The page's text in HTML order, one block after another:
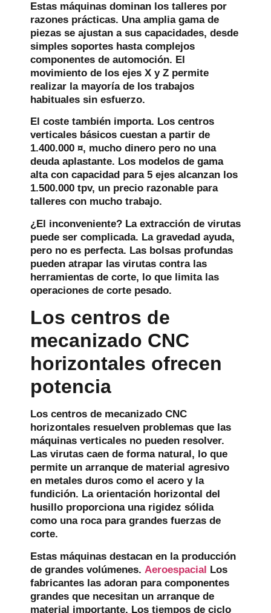
Estas máquinas dominan los talleres por
razones prácticas. Una amplia gama de
piezas se ajustan a sus capacidades, desde
simples soportes hasta complejos
componentes de automoción. El
movimiento de los ejes X y Z permite
realizar la mayoría de los trabajos
habituales sin esfuerzo.
El coste también importa. Los centros
verticales básicos cuestan a partir de
1.400.000 ¤, mucho dinero pero no una
deuda aplastante. Los modelos de gama
alta con capacidad para 5 ejes alcanzan los
1.500.000 tpv, un precio razonable para
talleres con mucho trabajo.
¿El inconveniente? La extracción de virutas
puede ser complicada. La gravedad ayuda,
pero no es perfecta. Las bolsas profundas
pueden atrapar las virutas contra las
herramientas de corte, lo que limita las
operaciones de corte pesado.
Los centros de
mecanizado CNC
horizontales ofrecen
potencia
Los centros de mecanizado CNC
horizontales resuelven problemas que las
máquinas verticales no pueden resolver.
Las virutas caen de forma natural, lo que
permite un arranque de material agresivo
en metales duros como el acero y la
fundición. La orientación horizontal del
husillo proporciona una rigidez sólida
como una roca para grandes fuerzas de
corte.
Estas máquinas destacan en la producción
de grandes volúmenes. Aeroespacial Los
fabricantes las adoran para componentes
grandes que necesitan un arranque de
material importante. Los tiempos de ciclo